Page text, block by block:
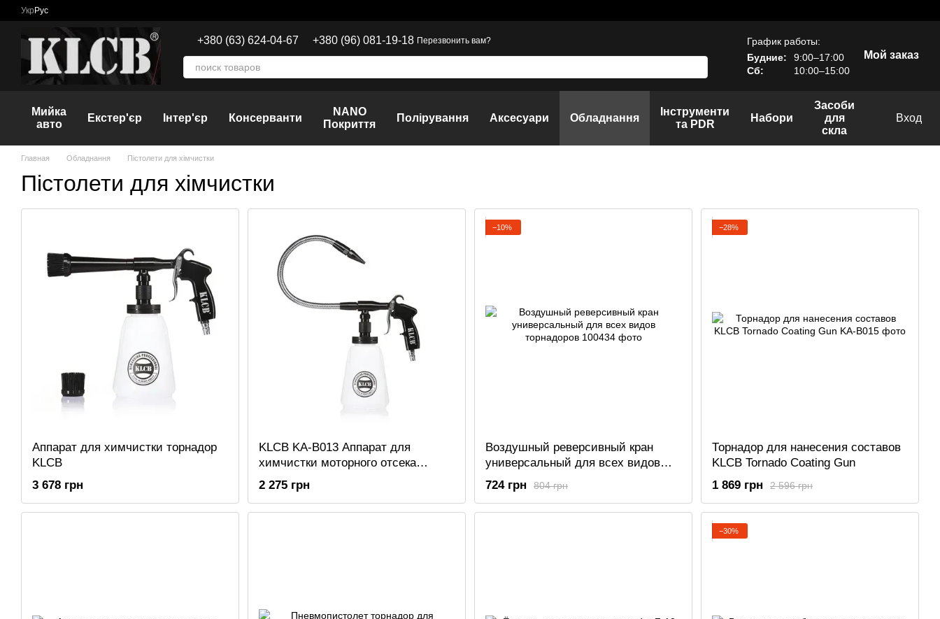
Перейти к основному контенту
Укр Рус
+380 (63) 624-04-67 +380 (96) 081-19-18 Перезвонить вам?
График работы:
Будние:
9:00–17:00
Сб:
10:00–15:00
Мой заказ
Мийка
авто
Екстер'єр Інтер'єр Консерванти
NANO
Покриття
Полірування Аксесуари Обладнання
Інструменти
та PDR
Набори
Засоби
для
скла
Вход
Главная Обладнання Пістолети для хімчистки
Пістолети для хімчистки
Аппарат для химчистки торнадор
KLCB
3 678 грн
KLCB KA-B013 Аппарат для
химчистки моторного отсека
Торнадор
2 275 грн
−10%
Воздушный реверсивный кран
универсальный для всех видов
торнадоров
804 грн
724 грн
−28%
Торнадор для нанесения составов
KLCB Tornado Coating Gun
2 596 грн
1 869 грн
−30%